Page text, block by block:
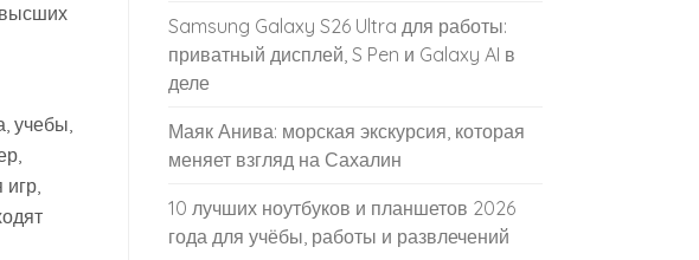
учебы,
Samsung Galaxy S26 Ultra для работы:
приватный дисплей, S Pen и Galaxy AI в
деле
Маяк Анива: морская экскурсия, которая
меняет взгляд на Сахалин
10 лучших ноутбуков и планшетов 2026
года для учёбы, работы и развлечений